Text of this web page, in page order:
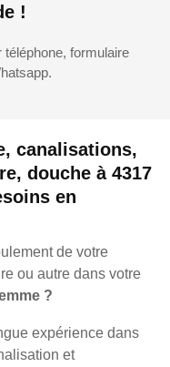
canalisations,
douche à 4317
en
de votre
ou autre dans votre
?
expérience dans
et
!
formulaire